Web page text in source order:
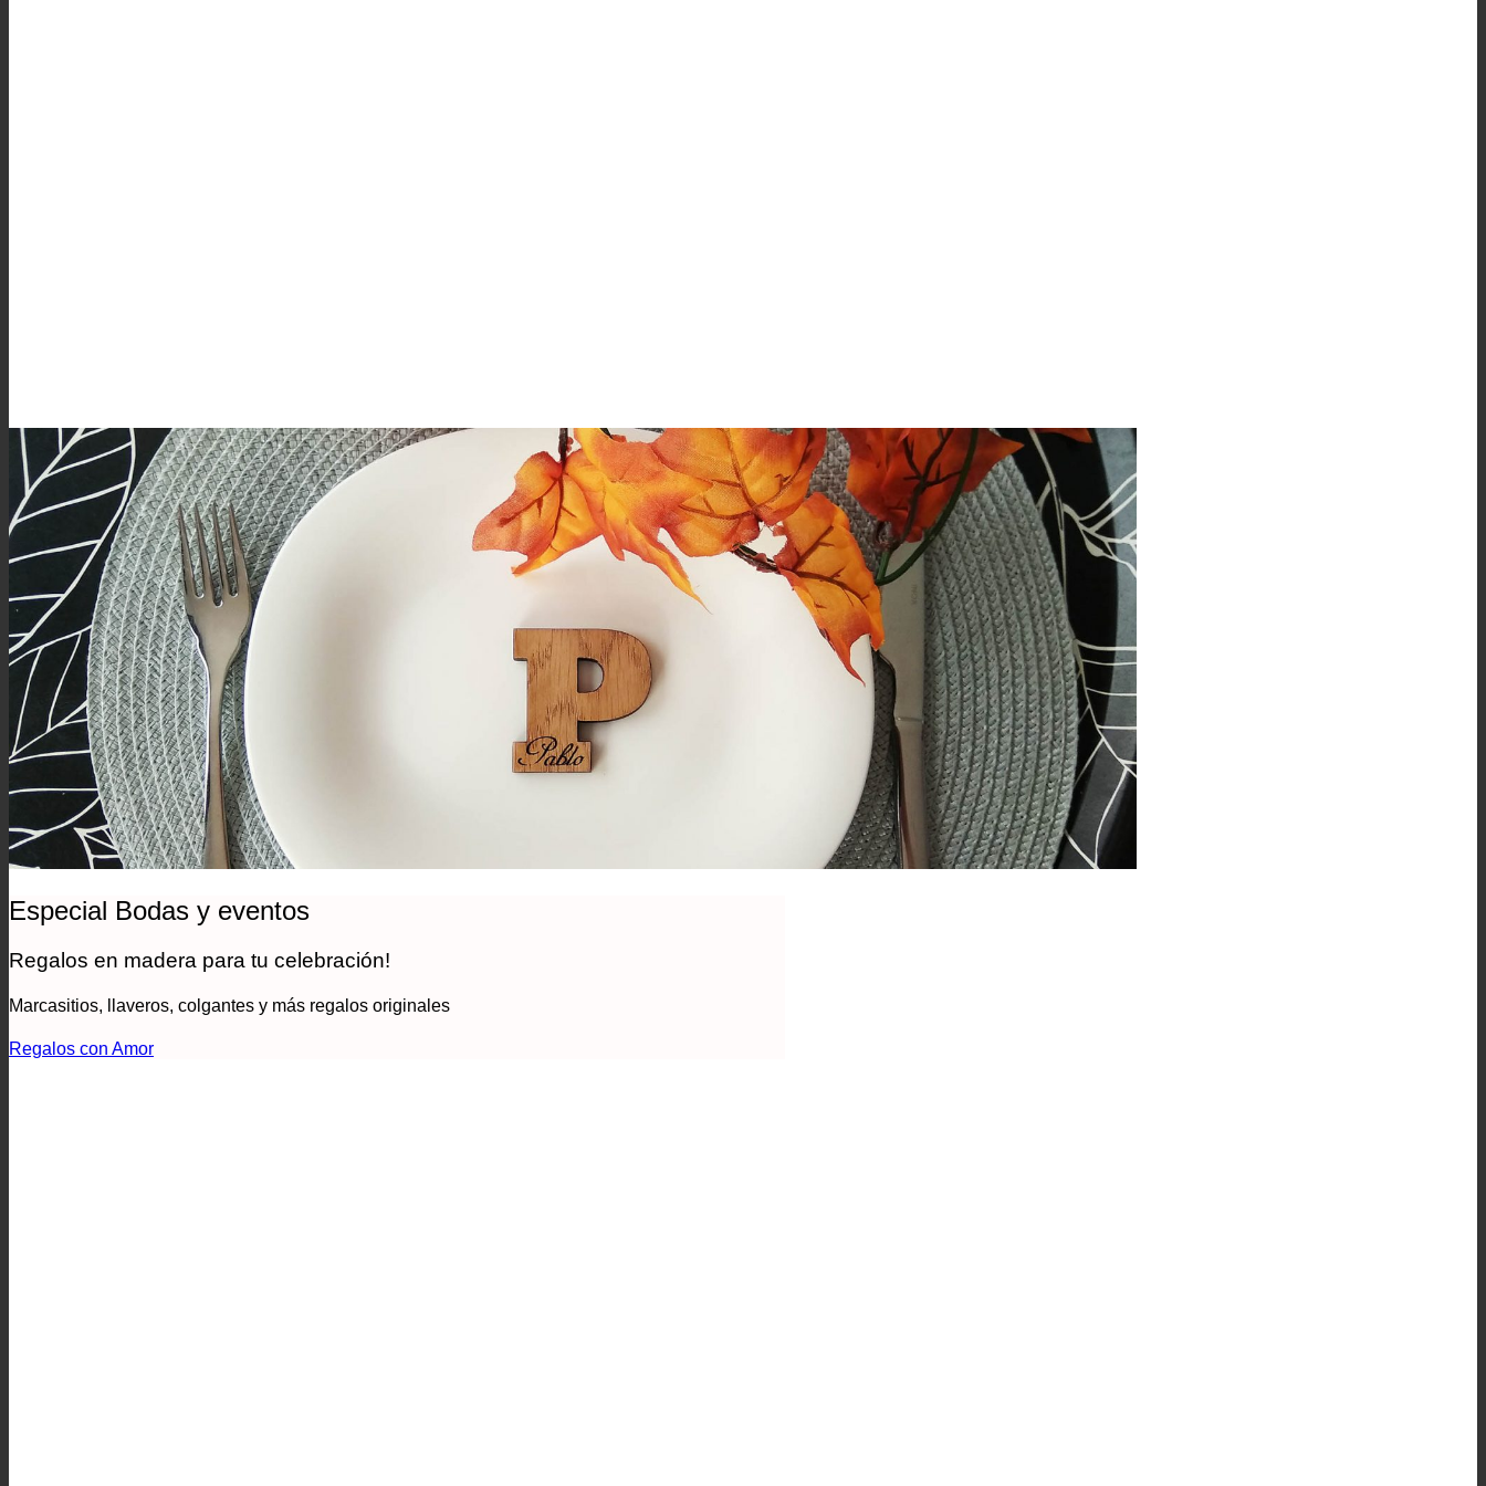
Especial Bodas y eventos
Regalos en madera para tu celebración!
Marcasitios, llaveros, colgantes y más regalos originales
Regalos con Amor